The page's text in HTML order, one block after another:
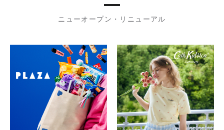
ニューオープン・リニューアル